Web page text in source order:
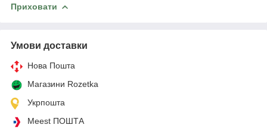
Приховати
Умови доставки
Нова Пошта
Магазини Rozetka
Укрпошта
Meest ПОШТА